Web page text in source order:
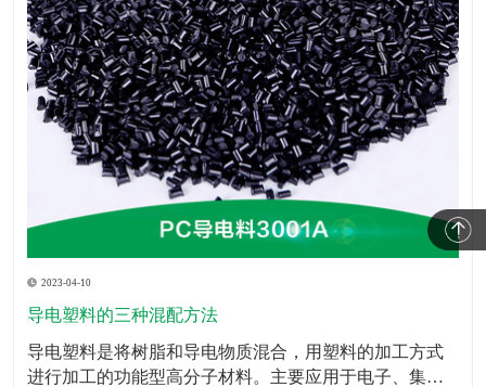
2023-04-10
导电塑料的三种混配方法
​导电塑料是将树脂和导电物质混合，用塑料的加工方式
进行加工的功能型高分子材料。主要应用于电子、集成